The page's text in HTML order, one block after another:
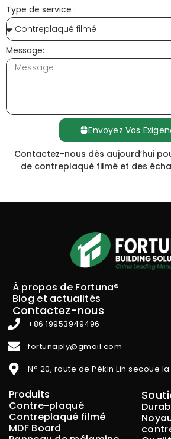
Type de service :
Message:
Envoyez Vos
Contactez-nous dès aujourd’hui
de contreplaqué filmé et des
À propos de Fortuna®
Blog et actualités
Contactez-nous
+86 19953949496
fortunaply@gmail.com
N° 20, route de Pékin Lin secoue
Produits
Contre-plaqué
Contreplaqué filmé
MDF Board